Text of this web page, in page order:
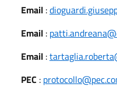
Email :
Email :
Email :
PEC :